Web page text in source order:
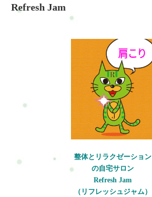
は、花屋の方々に向けて、健康
と美しさを同時に保つための対
正しい姿勢の保持、ストレス管
理、運動、栄養バランスなど、
カラダもココロも輝くための情
Refresh Jam
整体とリラクゼーション
の自宅サロン
Refresh Jam
（リフレッシュジャム）